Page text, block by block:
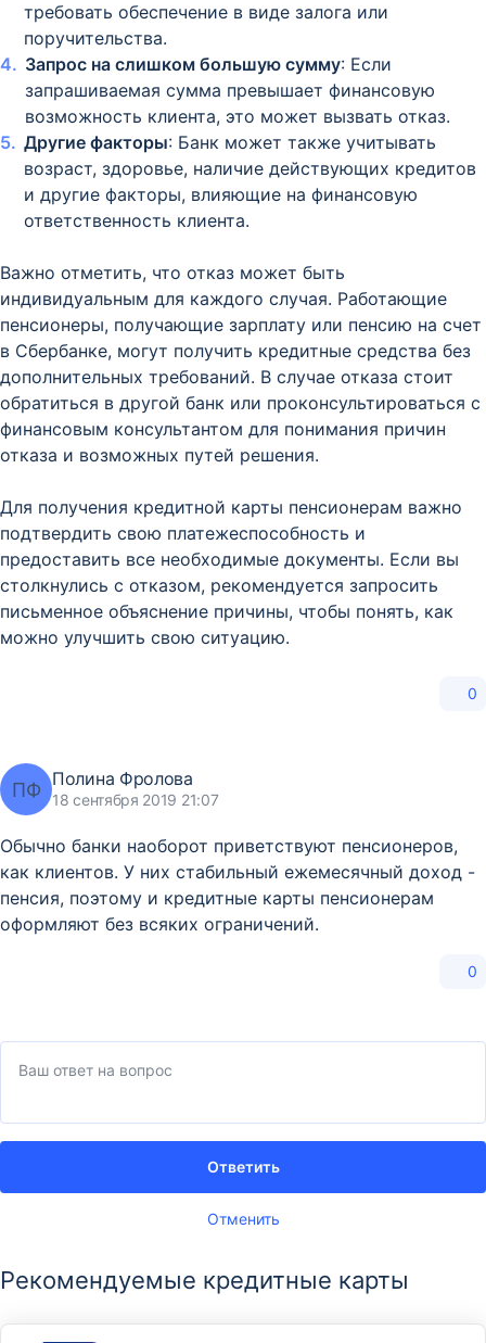
требовать обеспечение в виде залога или
поручительства.
Запрос на слишком большую сумму: Если
запрашиваемая сумма превышает финансовую
возможность клиента, это может вызвать отказ.
Другие факторы: Банк может также учитывать
возраст, здоровье, наличие действующих кредитов
и другие факторы, влияющие на финансовую
ответственность клиента.
Важно отметить, что отказ может быть
индивидуальным для каждого случая. Работающие
пенсионеры, получающие зарплату или пенсию на счет
в Сбербанке, могут получить кредитные средства без
дополнительных требований. В случае отказа стоит
обратиться в другой банк или проконсультироваться с
финансовым консультантом для понимания причин
отказа и возможных путей решения.
Для получения кредитной карты пенсионерам важно
подтвердить свою платежеспособность и
предоставить все необходимые документы. Если вы
столкнулись с отказом, рекомендуется запросить
письменное объяснение причины, чтобы понять, как
можно улучшить свою ситуацию.
0
ПФ Полина Фролова
18 сентября 2019 21:07
Обычно банки наоборот приветствуют пенсионеров,
как клиентов. У них стабильный ежемесячный доход -
пенсия, поэтому и кредитные карты пенсионерам
оформляют без всяких ограничений.
0
Отменить
Ответить
Рекомендуемые кредитные карты